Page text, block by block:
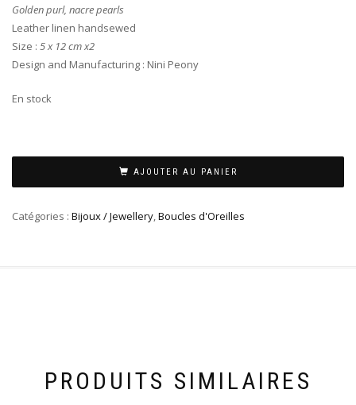
Golden purl, nacre pearls
Leather linen handsewed
Size : 5 x 12 cm x2
Design and Manufacturing : Nini Peony
En stock
AJOUTER AU PANIER
Catégories : Bijoux / Jewellery,Boucles d'Oreilles
PRODUITS SIMILAIRES